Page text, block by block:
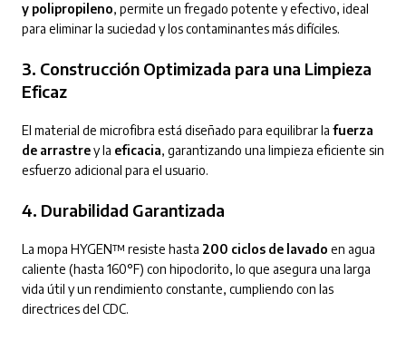
y polipropileno, permite un fregado potente y efectivo, ideal
para eliminar la suciedad y los contaminantes más difíciles.
3. Construcción Optimizada para una Limpieza
Eficaz
El material de microfibra está diseñado para equilibrar la fuerza
de arrastrey la eficacia, garantizando una limpieza eficiente sin
esfuerzo adicional para el usuario.
4. Durabilidad Garantizada
La mopa HYGEN™ resiste hasta 200 ciclos de lavado en agua
caliente (hasta 160°F) con hipoclorito, lo que asegura una larga
vida útil y un rendimiento constante, cumpliendo con las
directrices del CDC.